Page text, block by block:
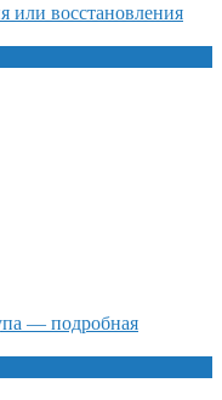
или восстановления
— подробная